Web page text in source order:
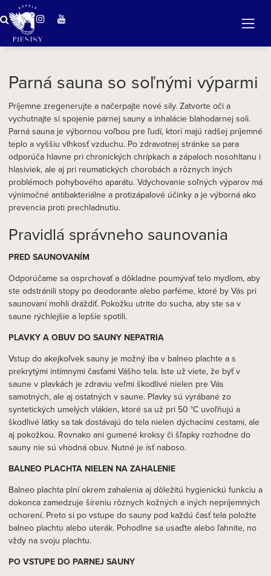
Zázračná voda v Pieninách
Parná sauna so soľnými výparmi
Príjemne zregenerujte a načerpajte nové sily. Zatvorte oči a
vychutnajte si spojenie parnej sauny a inhalácie blahodarnej soli.
Parná sauna je výbornou voľbou pre ľudí, ktorí majú radšej príjemné
teplo a vyššiu vlhkosť vzduchu. Po zdravotnej stránke sa para
odporúča hlavne pri chronických chrípkach a zápaloch nosohltanu i
hlasiviek, ale aj pri reumatických chorobách a rôznych iných
problémoch pohybového aparátu. Vdychovanie soľných výparov má
výnimočné antibakteriálne a protizápalové účinky a je výborná ako
prevencia proti prechladnutiu.
Pravidlá správneho saunovania
PRED SAUNOVANÍM
Odporúčame sa osprchovať a dôkladne poumývať telo mydlom, aby
ste odstránili stopy po deodorante alebo parféme, ktoré by Vás pri
saunovaní mohli dráždiť. Pokožku utrite do sucha, aby ste sa v
saune rýchlejšie a lepšie spotili.
PLAVKY A OBUV DO SAUNY NEPATRIA
Vstup do akejkoľvek sauny je možný iba v balneo plachte a s
prekrytými intímnymi časťami Vášho tela. Iste už viete, že byť v
saune v plavkách je zdraviu veľmi škodlivé nielen pre Vás
samotných, ale aj ostatných v saune. Plavky sú vyrábané zo
syntetických umelých vlákien, ktoré sa už pri 50 °C uvoľňujú a
škodlivé látky sa tak dostávajú do tela nielen dýchacími cestami, ale
aj pokožkou. Rovnako ani gumené kroksy či šľapky rozhodne do
sauny nie sú vhodná obuv. Nutné je ísť naboso.
BALNEO PLACHTA NIELEN NA ZAHALENIE
Balneo plachta plní okrem zahalenia aj dôležitú hygienickú funkciu a
dokonca zamedzuje šíreniu rôznych kožných a iných nepríjemných
ochorení. Preto si po vstupe do sauny pod každú časť tela položte
balneo plachtu alebo uterák. Pohodlne sa usaďte alebo ľahnite, no
vždy na svoju plachtu.
PO VSTUPE DO PARNEJ SAUNY